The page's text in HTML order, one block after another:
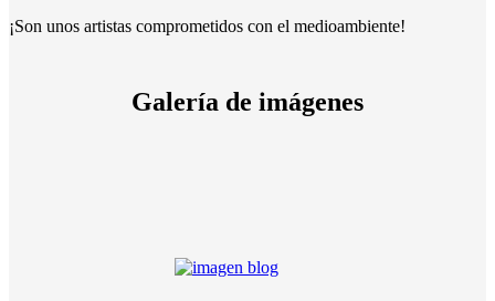
¡Son unos artistas comprometidos con el medioambiente!
Galería de imágenes